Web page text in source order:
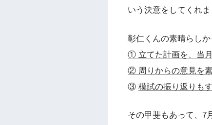
いう決意をしてくれま
彰仁くんの素晴らし
① 立てた計画を、当
② 周りからの意見を
③ 模試の振り返りも
その甲斐もあって、7